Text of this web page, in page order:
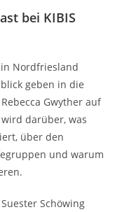
bei KIBIS
in Nordfriesland
geben in die
Gwyther auf
darüber, was
über den
und warum
Schöwing